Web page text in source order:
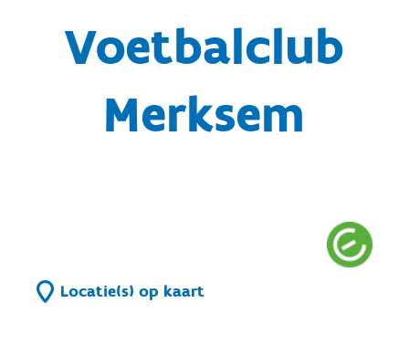
Voetbalclub
Merksem
Locatie(s) op kaart